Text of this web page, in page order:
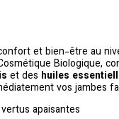
et bien-être au
Biologique,
et des huiles
vos jambes
apaisantes